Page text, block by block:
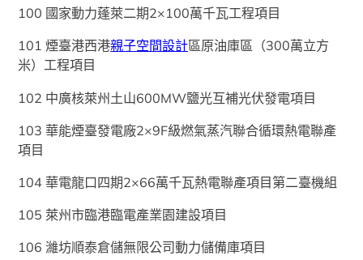
100 國家動力蓬萊二期2×100萬千瓦工程項目
101 煙臺港西港親子空間設計區原油庫區（300萬立方
米）工程項目
102 中廣核萊州土山600MW鹽光互補光伏發電項目
103 華能煙臺發電廠2×9F級燃氣蒸汽聯合循環熱電聯產
項目
104 華電龍口四期2×66萬千瓦熱電聯產項目第二臺機組
105 萊州市臨港臨電產業園建設項目
106 濰坊順泰倉儲無限公司動力儲備庫項目